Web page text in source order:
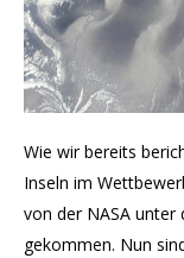
Wie wir bereits
Inseln im
von der NASA unter
gekommen. Nun